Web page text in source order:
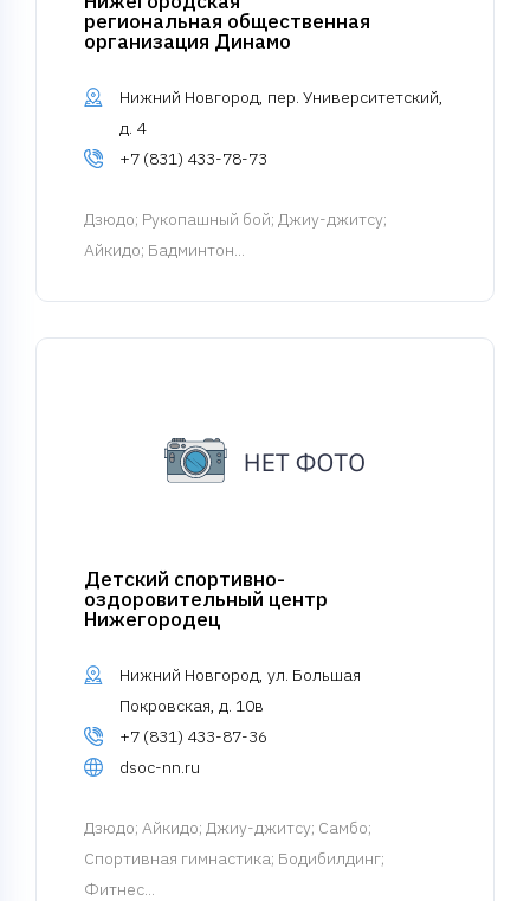
региональная общественная
организация Динамо
Нижний Новгород, пер. Университетский,
д. 4
+7 (831) 433-78-73
Дзюдо; Рукопашный бой; Джиу-джитсу;
Айкидо; Бадминтон...
Детский спортивно-
оздоровительный центр
Нижегородец
Нижний Новгород, ул. Большая
Покровская, д. 10в
+7 (831) 433-87-36
dsoc-nn.ru
Дзюдо; Айкидо; Джиу-джитсу; Самбо;
Спортивная гимнастика; Бодибилдинг;
Фитнес...